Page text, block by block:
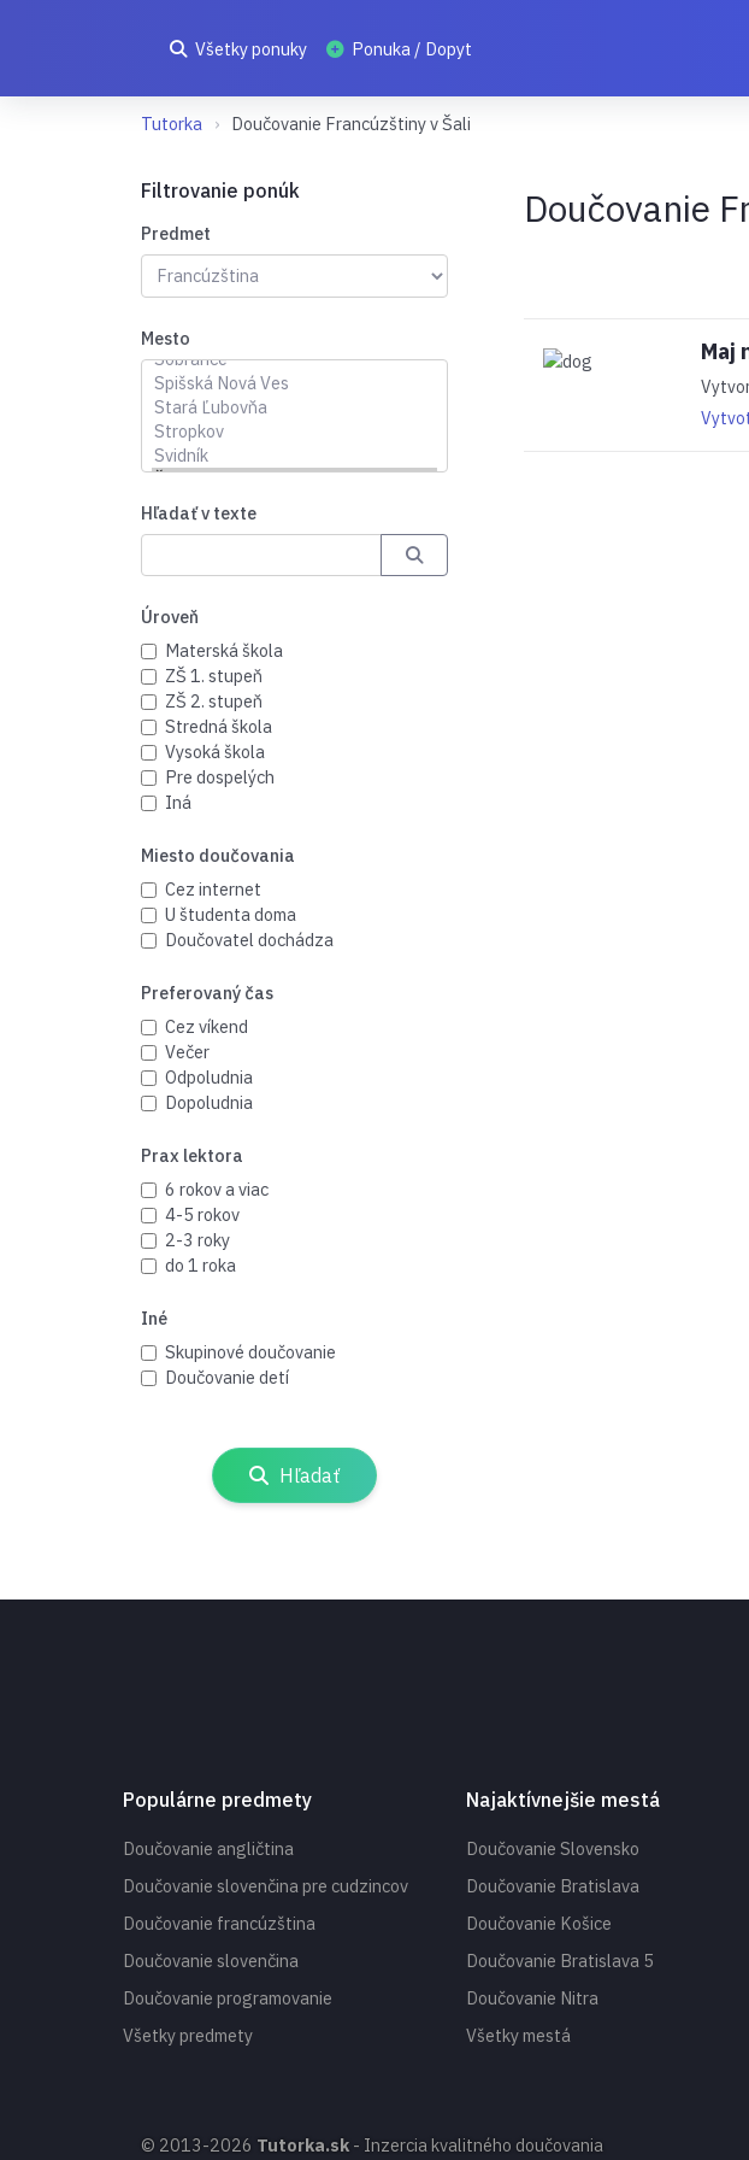
Všetky ponuky Ponuka / Dopyt
Tutorka Doučovanie Francúzštiny v Šali
Filtrovanie ponúk
Predmet
Mesto
Hľadať v texte
Úroveň
Materská škola
ZŠ 1. stupeň
ZŠ 2. stupeň
Stredná škola
Vysoká škola
Pre dospelých
Iná
Miesto doučovania
Cez internet
U študenta doma
Doučovatel dochádza
Preferovaný čas
Cez víkend
Večer
Odpoludnia
Dopoludnia
Prax lektora
6 rokov a viac
4-5 rokov
2-3 roky
do 1 roka
Iné
Skupinové doučovanie
Doučovanie detí
Hľadať
Doučovanie
Maj
Populárne predmety
Doučovanie angličtina
Doučovanie slovenčina pre cudzincov
Doučovanie francúzština
Doučovanie slovenčina
Doučovanie programovanie
Všetky predmety
Najaktívnejšie mestá
Doučovanie Slovensko
Doučovanie Bratislava
Doučovanie Košice
Doučovanie Bratislava 5
Doučovanie Nitra
Všetky mestá
© 2013-2026 Tutorka.sk - Inzercia kvalitného doučovania